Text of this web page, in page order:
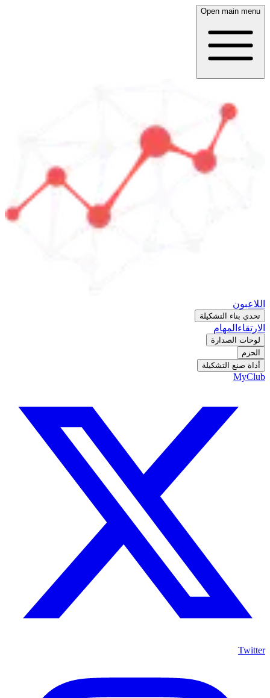
Open main menu
اللاعبون
تحدي بناء التشكيلة
الارتقاء المهام
لوحات الصدارة
الحزم
أداة صنع التشكيلة
MyClub
Twitter